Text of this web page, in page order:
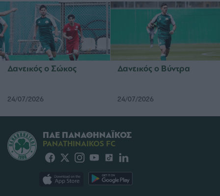
Δανεικός ο Σώκος
24/07/2026
Δανεικός ο Βύντρα
24/07/2026
ΠΑΕ ΠΑΝΑΘΗΝΑΪΚΟΣ
PANATHINAIKOS FC